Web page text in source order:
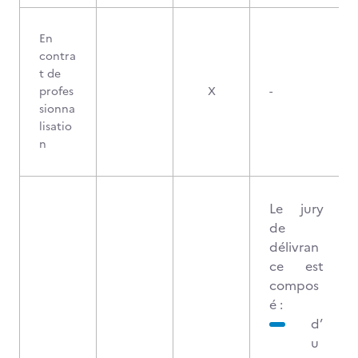
En
contra
t de
profes
sionna
lisatio
n
X -
Le jury
de
délivran
ce est
compos
é :
d’
u